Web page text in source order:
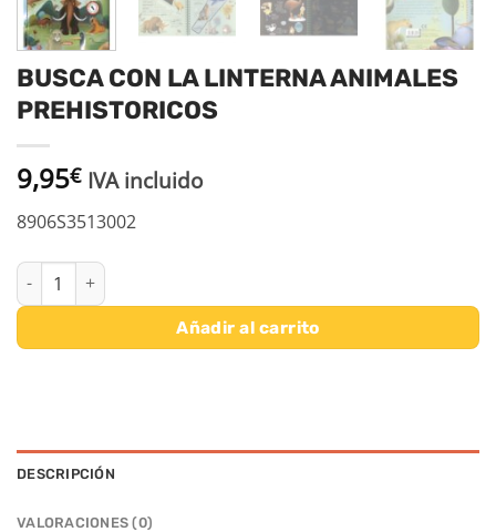
BUSCA CON LA LINTERNA ANIMALES
PREHISTORICOS
9,95€ IVA incluido
8906S3513002
BUSCA CON LA LINTERNA ANIMALES PREHISTORICOS cantidad
Añadir al carrito
DESCRIPCIÓN
VALORACIONES (0)